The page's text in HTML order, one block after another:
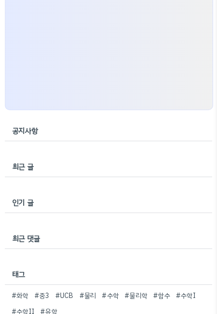
공지사항
최근 글
인기 글
최근 댓글
태그
#화학 #중3 #UCB #물리 #수학 #물리학 #함수 #수학I
#수학II
#유학